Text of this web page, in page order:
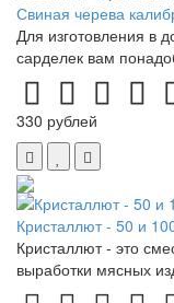
Свиная черева
Для изготовления в
сарделек вам
330 рублей
Кристаллют - 50 и
Кристаллют - это
выработки мясных